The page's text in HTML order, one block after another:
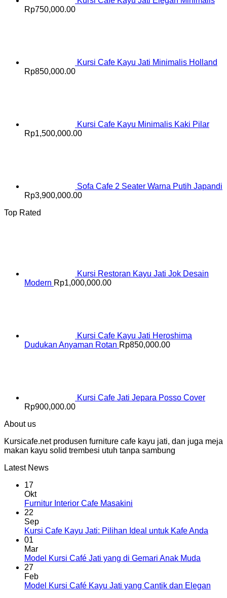
Rp750,000.00
Kursi Cafe Kayu Jati Minimalis Holland
Rp850,000.00
Kursi Cafe Kayu Minimalis Kaki Pilar
Rp1,500,000.00
Sofa Cafe 2 Seater Warna Putih Japandi
Rp3,900,000.00
Top Rated
Kursi Restoran Kayu Jati Jok Desain
Modern Rp1,000,000.00
Kursi Cafe Kayu Jati Heroshima
Dudukan Anyaman Rotan Rp850,000.00
Kursi Cafe Jati Jepara Posso Cover
Rp900,000.00
About us
Kursicafe.net produsen furniture cafe kayu jati, dan juga meja
makan kayu solid trembesi utuh tanpa sambung
Latest News
17
Okt
Furnitur Interior Cafe Masakini
22
Sep
Kursi Cafe Kayu Jati: Pilihan Ideal untuk Kafe Anda
01
Mar
Model Kursi Café Jati yang di Gemari Anak Muda
27
Feb
Model Kursi Café Kayu Jati yang Cantik dan Elegan